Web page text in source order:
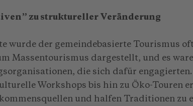
zu struktureller Veränderung
wurde der gemeindebasierte Tourismus
Massentourismus dargestellt, und es
die sich dafür
Workshops bis hin zu Öko-Touren
und halfen Traditionen zu